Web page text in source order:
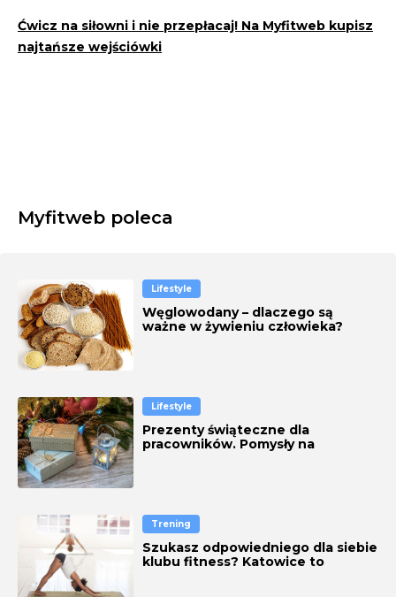
Ćwicz na siłowni i nie przepłacaj! Na Myfitweb kupisz
najtańsze wejściówki
Myfitweb poleca
Lifestyle
Węglowodany – dlaczego są
ważne w żywieniu człowieka?
Lifestyle
Prezenty świąteczne dla
pracowników. Pomysły na
Trening
Szukasz odpowiedniego dla siebie
klubu fitness? Katowice to